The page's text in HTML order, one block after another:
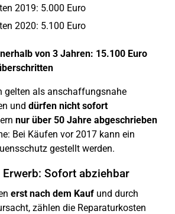
2019: 5.000 Euro
2020: 5.100 Euro
von 3 Jahren: 15.100 Euro
gelten als anschaffungsnahe
und dürfen nicht sofort
nur über 50 Jahre abgeschrieben
Bei Käufen vor 2017 kann ein
gestellt werden.
Sofort abziehbar
erst nach dem Kauf und durch
zählen die Reparaturkosten